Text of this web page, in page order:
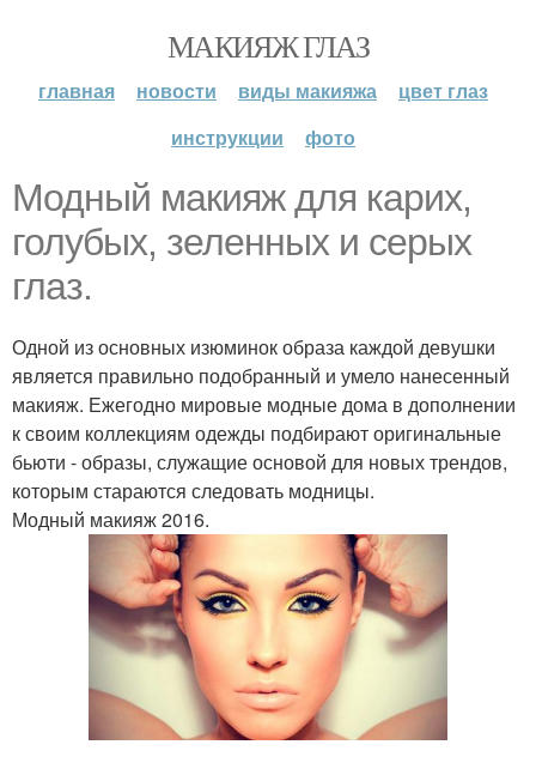
МАКИЯЖ ГЛАЗ
главная новости виды макияжа
цвет глаз
инструкции
фото
Модный макияж для карих,
голубых, зеленных и серых
глаз.
Одной из основных изюминок образа каждой девушки
является правильно подобранный и умело нанесенный
макияж. Ежегодно мировые модные дома в дополнении
к своим коллекциям одежды подбирают оригинальные
бьюти - образы, служащие основой для новых трендов,
которым стараются следовать модницы.
Модный макияж 2016.